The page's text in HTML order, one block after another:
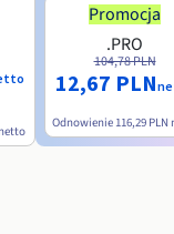
netto
Promocja
.PRO
104,78 PLN
12,67 PLN
Odnowienie 116,29 PLN